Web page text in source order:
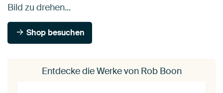
Bild zu drehen...
Shop besuchen
Entdecke die Werke von Rob Boon